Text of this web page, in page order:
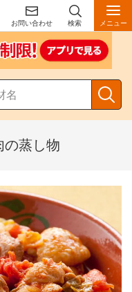
お問い合わせ 検索 メニュー
の蒸し物